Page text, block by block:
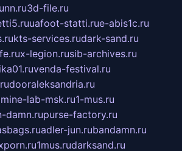
3d-file.ru
uafoot-statti.rue-abis1c.ru
kts-services.rudark-sand.ru
x-legion.rusib-archives.ru
venda-festival.ru
dooraleksandria.ru
mine-lab-msk.ru1-mus.ru
damn.rupurse-factory.ru
adler-jun.rubandamn.ru
1mus.rudarksand.ru